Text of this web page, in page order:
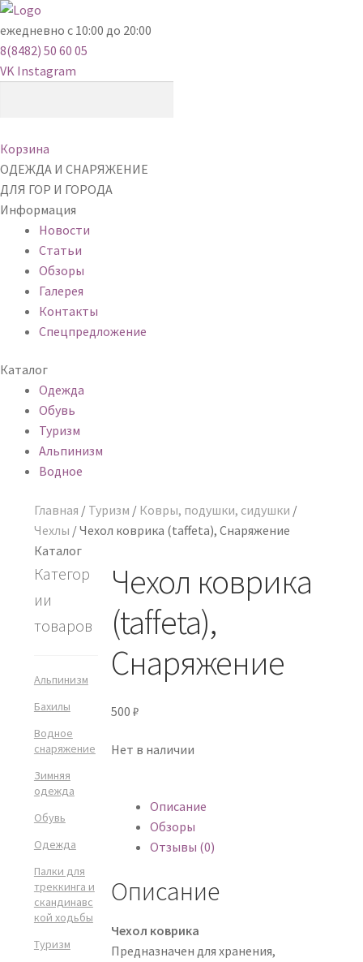
ежедневно с 10:00 до 20:00
8(8482) 50 60 05
VK Instagram
Корзина
ОДЕЖДА И СНАРЯЖЕНИЕ
ДЛЯ ГОР И ГОРОДА
Информация
Новости
Статьи
Обзоры
Галерея
Контакты
Спецпредложение
Каталог
Одежда
Обувь
Туризм
Альпинизм
Водное
Главная / Туризм / Ковры, подушки, сидушки /
Чехлы /Чехол коврика (taffeta), Снаряжение
Чехол коврика
(taffeta),
Снаряжение
500 ₽
Нет в наличии
Описание
Обзоры
Отзывы (0)
Описание
Чехол коврика
Предназначен для хранения,
Каталог
Категор
ии
товаров
Альпинизм
Бахилы
Водное
снаряжение
Зимняя
одежда
Обувь
Одежда
Палки для
треккинга и
скандинавс
кой ходьбы
Туризм